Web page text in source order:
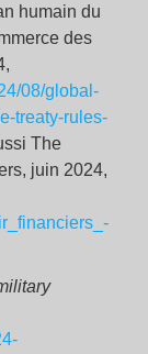
humain du
des
08/global-
treaty-rules-
The
juin 2024,